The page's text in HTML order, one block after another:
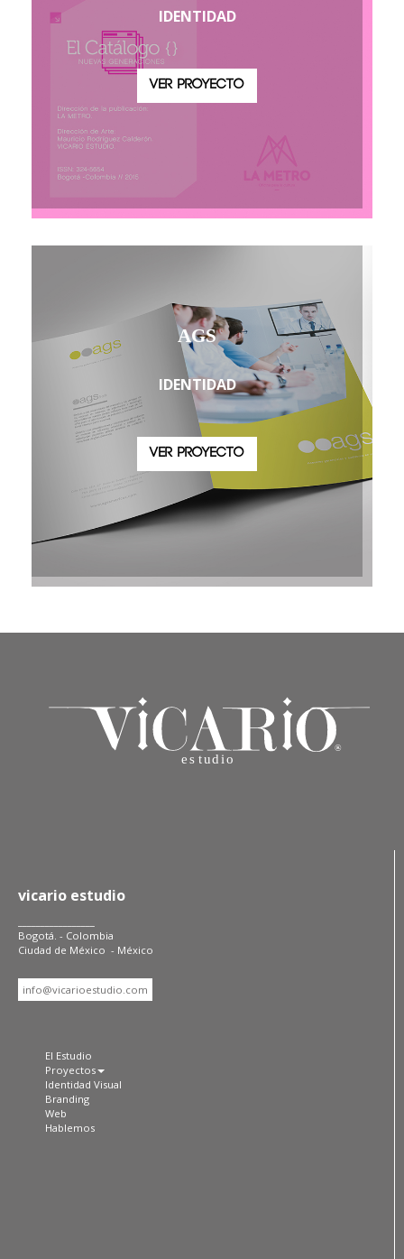
IDENTIDAD
VER PROYECTO
AGS
IDENTIDAD
VER PROYECTO
vicario estudio
Bogotá. - Colombia
Ciudad de México - México
info@vicarioestudio.com
El Estudio
Proyectos
Identidad Visual
Branding
Web
Hablemos